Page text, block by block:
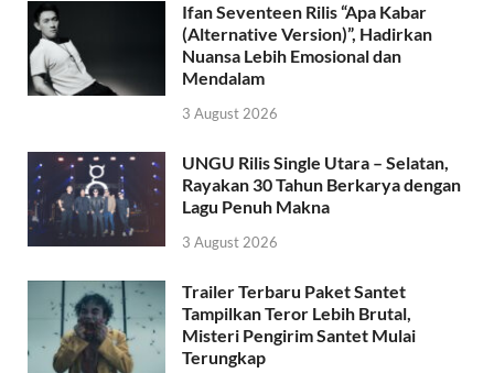
Ifan Seventeen Rilis “Apa Kabar
(Alternative Version)”, Hadirkan
Nuansa Lebih Emosional dan
Mendalam
3 August 2026
UNGU Rilis Single Utara – Selatan,
Rayakan 30 Tahun Berkarya dengan
Lagu Penuh Makna
3 August 2026
Trailer Terbaru Paket Santet
Tampilkan Teror Lebih Brutal,
Misteri Pengirim Santet Mulai
Terungkap